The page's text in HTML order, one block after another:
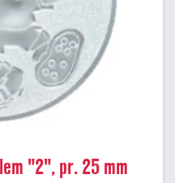
"2", pr. 25 mm